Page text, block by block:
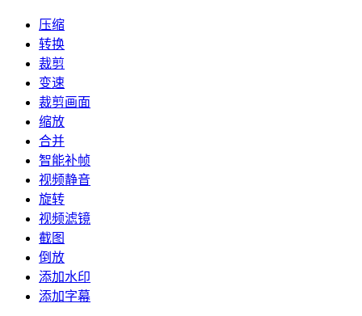
压缩
转换
裁剪
变速
裁剪画面
缩放
合并
智能补帧
视频静音
旋转
视频滤镜
截图
倒放
添加水印
添加字幕